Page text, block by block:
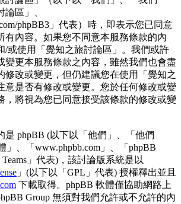
區」、
phpBB3」代表）時，即表示您已同意
有內容。如果您不同意本服務條款的內
/或使用「覺知之旅討論區」。我們或許
變更本服務條款之內容，雖然我們也會盡
修改或變更，但仍建議您在使用「覺知之
意是否有修改或變更。您於任何修改或變
，將視為您已同意接受該條款的修改或變
是 phpBB (以下以「他們」、「他們
」、「www.phpbb.com」、「phpBB
」代表)，該討論版系統是以
」(以下以「GPL」代表) 授權釋出並且
下載取得。phpBB 軟體僅協助網路上
Group 無須對我們允許或不允許的內